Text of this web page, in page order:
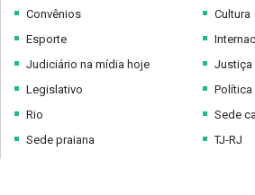
Convênios
Esporte
Judiciário na mídia hoje
Legislativo
Rio
Sede praiana
Cultura
Justiça
Política
Sede
TJ-RJ